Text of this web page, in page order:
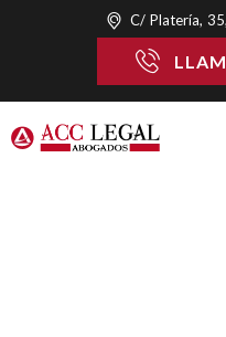
C/ Platería,